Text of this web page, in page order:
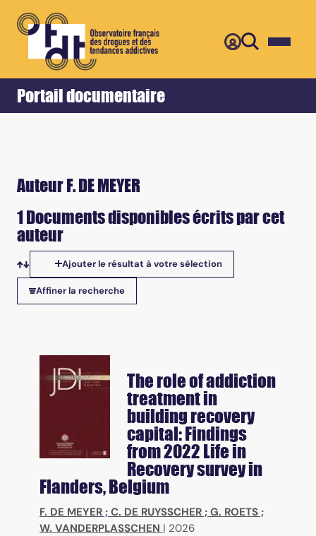
Portail documentaire
Accueil Retour
Auteur F. DE MEYER
1 Documents disponibles écrits par cet
auteur
Tris disponibles
Ajouter le résultat à votre sélection
Affiner la recherche
The role of addiction
treatment in
building recovery
capital: Findings
from 2022 Life in
Recovery survey in
Flanders, Belgium
F. DE MEYER ; C. DE RUYSSCHER ; G. ROETS ;
W. VANDERPLASSCHEN | 2026